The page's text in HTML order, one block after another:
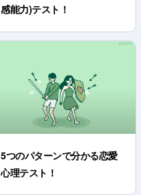
感能力)テスト！
5つのパターンで分かる恋愛
心理テスト！